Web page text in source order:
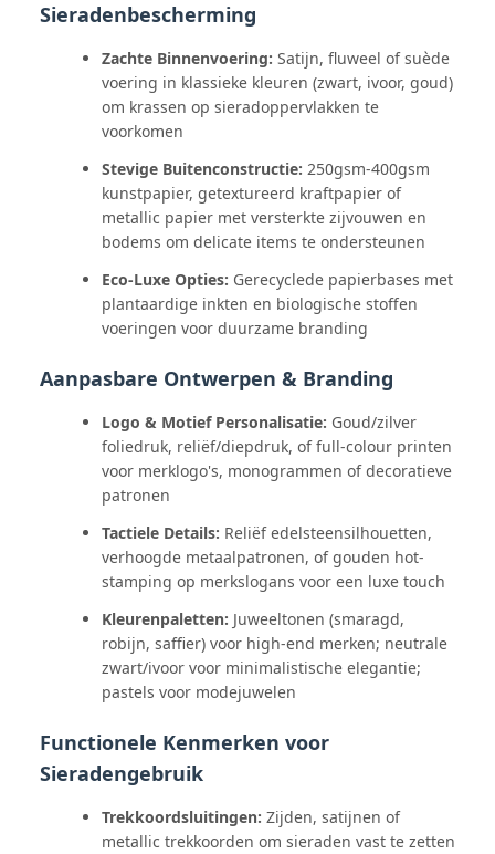
Sieradenbescherming
Zachte Binnenvoering: Satijn, fluweel of suède
voering in klassieke kleuren (zwart, ivoor, goud)
om krassen op sieradoppervlakken te
voorkomen
Stevige Buitenconstructie: 250gsm-400gsm
kunstpapier, getextureerd kraftpapier of
metallic papier met versterkte zijvouwen en
bodems om delicate items te ondersteunen
Eco-Luxe Opties: Gerecyclede papierbases met
plantaardige inkten en biologische stoffen
voeringen voor duurzame branding
Aanpasbare Ontwerpen & Branding
Logo & Motief Personalisatie: Goud/zilver
foliedruk, reliëf/diepdruk, of full-colour printen
voor merklogo's, monogrammen of decoratieve
patronen
Tactiele Details: Reliëf edelsteensilhouetten,
verhoogde metaalpatronen, of gouden hot-
stamping op merkslogans voor een luxe touch
Kleurenpaletten: Juweeltonen (smaragd,
robijn, saffier) voor high-end merken; neutrale
zwart/ivoor voor minimalistische elegantie;
pastels voor modejuwelen
Functionele Kenmerken voor
Sieradengebruik
Trekkoordsluitingen: Zijden, satijnen of
metallic trekkoorden om sieraden vast te zetten